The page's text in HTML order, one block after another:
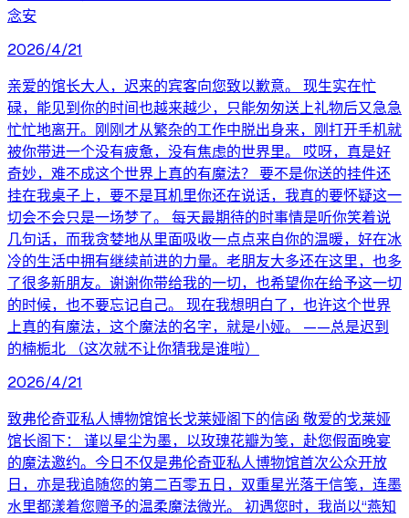
念安
2026/4/21
亲爱的馆长大人，迟来的宾客向您致以歉意。 现生实在忙
碌，能见到你的时间也越来越少，只能匆匆送上礼物后又急急
忙忙地离开。刚刚才从繁杂的工作中脱出身来，刚打开手机就
被你带进一个没有疲惫，没有焦虑的世界里。 哎呀，真是好
奇妙，难不成这个世界上真的有魔法？ 要不是你送的挂件还
挂在我桌子上，要不是耳机里你还在说话，我真的要怀疑这一
切会不会只是一场梦了。 每天最期待的时事情是听你笑着说
几句话，而我贪婪地从里面吸收一点点来自你的温暖，好在冰
冷的生活中拥有继续前进的力量。老朋友大多还在这里，也多
了很多新朋友。谢谢你带给我的一切，也希望你在给予这一切
的时候，也不要忘记自己。 现在我想明白了，也许这个世界
上真的有魔法，这个魔法的名字，就是小娅。 ——总是迟到
的楠栀北 （这次就不让你猜我是谁啦）
2026/4/21
致弗伦奇亚私人博物馆馆长戈莱娅阁下的信函 敬爱的戈莱娅
馆长阁下： 谨以星尘为墨，以玫瑰花瓣为笺，赴您假面晚宴
的魔法邀约。今日不仅是弗伦奇亚私人博物馆首次公众开放
日，亦是我追随您的第二百零五日，双重星光落于信笺，连墨
水里都漾着您赠予的温柔魔法微光。 初遇您时，我尚以“燕知